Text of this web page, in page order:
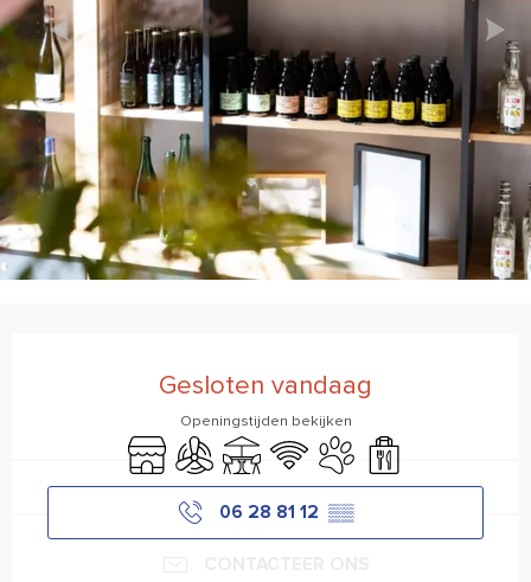
Gesloten vandaag
Openingstijden bekijken
Winkel opMet airco
Terras Wifi Dieren toegelaten
Afhaalmaaltijden
06 28 81 12 ▒▒